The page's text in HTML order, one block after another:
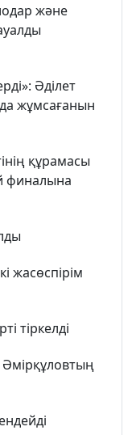
және
Әділет
жұмсағанын
құрамасы
финалына
жасөспірім
тіркелді